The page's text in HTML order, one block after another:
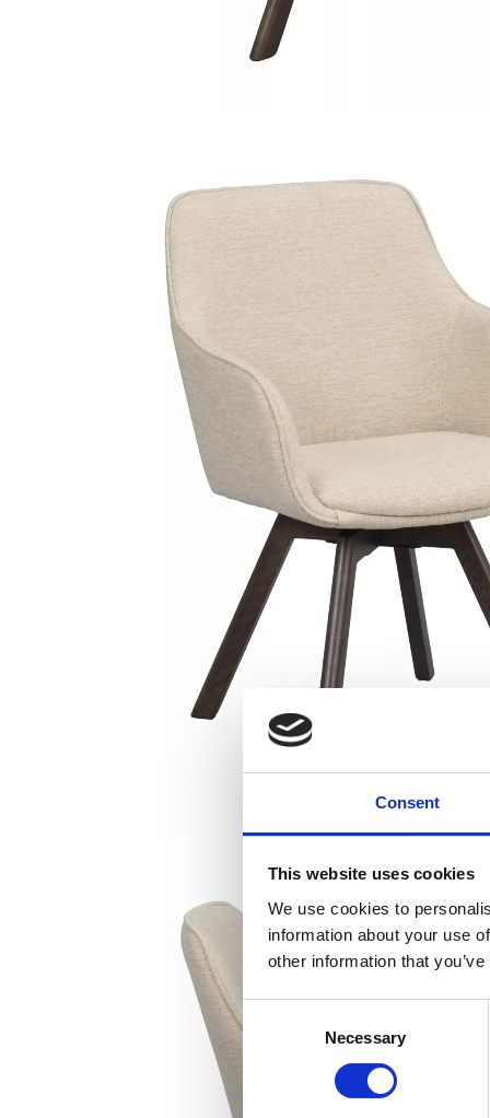
Consent
This website uses cookies
We use cookies to
information about your use
other information that
Necessary